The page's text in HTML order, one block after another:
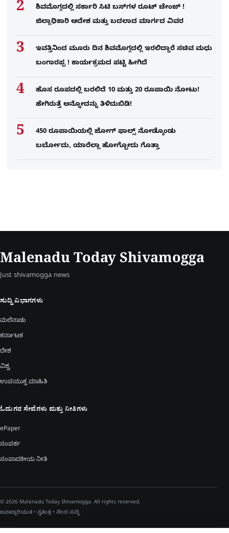
ಶಿವಮೊಗ್ಗದಲ್ಲಿ ಸರ್ಕಾರಿ ಸಿಟಿ ಬಸ್​ಗಳ ರೂಟ್ ಚೇಂಜ್ !
ಜಿಲ್ಲಾಧಿಕಾರಿ ಆದೇಶ ಮತ್ತು ಬದಲಾದ ಮಾರ್ಗದ ವಿವರ
ಇವತ್ತಿನಿಂದ ಮೂರು ದಿನ ಶಿವಮೊಗ್ಗದಲ್ಲಿ ಇರಲಿದ್ದಾರೆ ಸಚಿವ ಮಧು
ಬಂಗಾರಪ್ಪ ! ಕಾರ್ಯಕ್ರಮದ ಪಟ್ಟಿ ಹೀಗಿದೆ
ಹೊಸ ರೂಪದಲ್ಲಿ ಬರಲಿದೆ 10 ಮತ್ತು 20 ರೂಪಾಯಿ ನೋಟು!
ಹೇಗಿರುತ್ತೆ ಅನ್ನೋದನ್ನು ತಿಳಿದುಬಿಡಿ!
450 ರೂಪಾಯಿಯಲ್ಲಿ ಜೋಗ್​ ಫಾಲ್ಸ್​ ನೋಡ್ಕೊಂಡು
ಬರ್ಬೋದು, ಯಾರೆಲ್ಲಾ ಹೋಗ್ಬೋದು ಗೊತ್ತಾ
Malenadu Today Shivamogga
Just shivamogga news
ಸುದ್ದಿ ವಿಭಾಗಗಳು
ಮಲೆನಾಡು
ಕರ್ನಾಟಕ
ದೇಶ
ವಿಶ್ವ
ಉಪಯುಕ್ತ ಮಾಹಿತಿ
ಓದುಗರ ಸೇವೆಗಳು ಮತ್ತು ನೀತಿಗಳು
ePaper
ಸಂಪರ್ಕ
ಸಂಪಾದಕೀಯ ನೀತಿ
© 2026 Malenadu Today Shivamogga. All rights reserved.
ಜವಾಬ್ದಾರಿಯುತ • ಸ್ವತಂತ್ರ • ನೆಲದ ಸುದ್ದಿ